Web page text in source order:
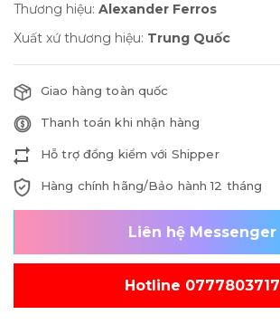
Thương hiệu: Alexander Ferros
Xuất xứ thương hiệu: Trung Quốc
Giao hàng toàn quốc
Thanh toán khi nhận hàng
Hỗ trợ đồng kiểm với Shipper
Hàng chính hãng/Bảo hành 12 tháng
Liên hệ Messenger
Hotline 0777803717